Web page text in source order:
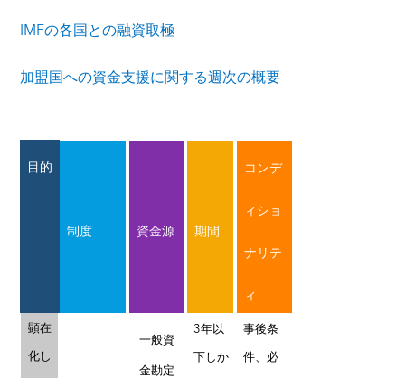
IMFの各国との融資取極
加盟国への資金支援に関する週次の概要
目的
制度 資金源 期間
コンデ
ィショ
ナリテ
ィ
顕在
化し
一般資
金勘定
3年以
下しか
事後条
件、必